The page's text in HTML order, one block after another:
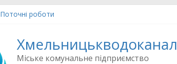
Поточні роботи
Поточні роботи
Поточні роботи
Хмельницькводоканал
Міське комунальне підприємство